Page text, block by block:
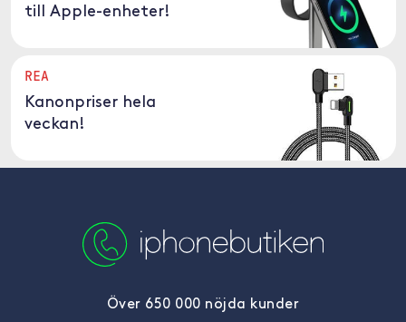
till Apple-enheter!
REA
Kanonpriser hela
veckan!
Över 650 000 nöjda kunder